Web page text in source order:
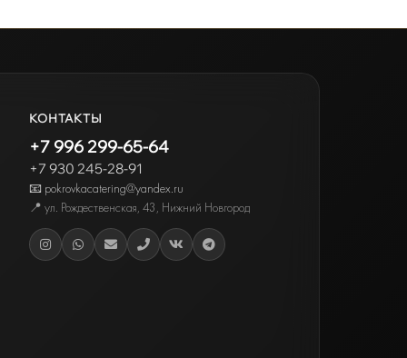
КОНТАКТЫ
+7 996 299-65-64
+7 930 245-28-91
📧 pokrovkacatering@yandex.ru
📍 ул. Рождественская, 43, Нижний Новгород